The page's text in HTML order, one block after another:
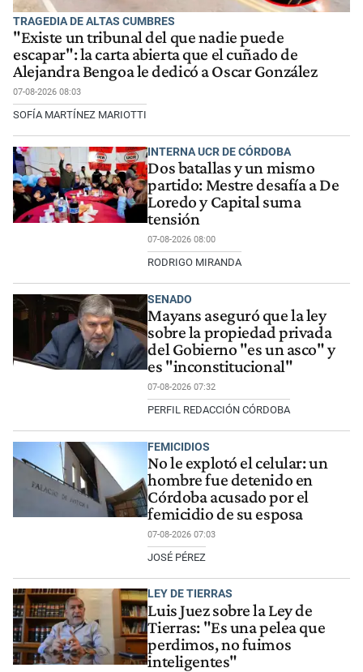
TRAGEDIA DE ALTAS CUMBRES
"Existe un tribunal del que nadie puede
escapar": la carta abierta que el cuñado de
Alejandra Bengoa le dedicó a Oscar González
07-08-2026 08:03
SOFÍA MARTÍNEZ MARIOTTI
INTERNA UCR DE CÓRDOBA
Dos batallas y un mismo
partido: Mestre desafía a De
Loredo y Capital suma
tensión
07-08-2026 08:00
RODRIGO MIRANDA
SENADO
Mayans aseguró que la ley
sobre la propiedad privada
del Gobierno "es un asco" y
es "inconstitucional"
07-08-2026 07:32
PERFIL REDACCIÓN CÓRDOBA
FEMICIDIOS
No le explotó el celular: un
hombre fue detenido en
Córdoba acusado por el
femicidio de su esposa
07-08-2026 07:03
JOSÉ PÉREZ
LEY DE TIERRAS
Luis Juez sobre la Ley de
Tierras: "Es una pelea que
perdimos, no fuimos
inteligentes"